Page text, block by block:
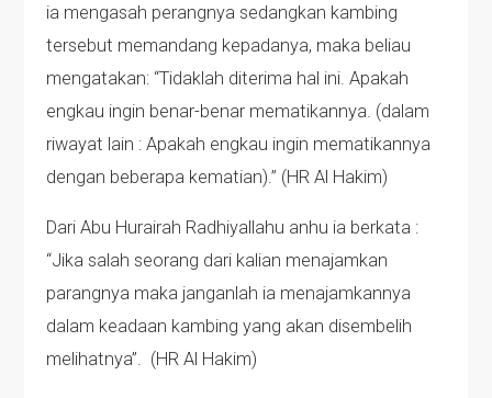
ia mengasah perangnya sedangkan kambing
tersebut memandang kepadanya, maka beliau
mengatakan: “Tidaklah diterima hal ini. Apakah
engkau ingin benar-benar mematikannya. (dalam
riwayat lain : Apakah engkau ingin mematikannya
dengan beberapa kematian).” (HR Al Hakim)
Dari Abu Hurairah Radhiyallahu anhu ia berkata :
“Jika salah seorang dari kalian menajamkan
parangnya maka janganlah ia menajamkannya
dalam keadaan kambing yang akan disembelih
melihatnya”. (HR Al Hakim)